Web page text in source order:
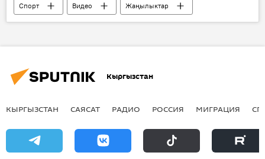
Спорт Видео
Жаңылыктар
Замирбека Сыргабаев
Жефф Монсон
Кыргызстан
КЫРГЫЗСТАН САЯСАТ РАДИО РОССИЯ МИГРАЦИЯ